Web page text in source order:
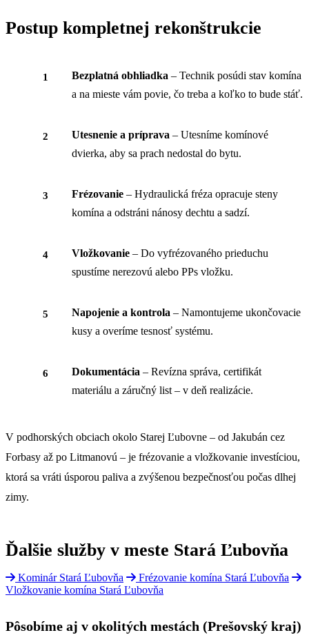
Postup kompletnej rekonštrukcie
Bezplatná obhliadka – Technik posúdi stav komína
a na mieste vám povie, čo treba a koľko to bude stáť.
Utesnenie a príprava – Utesníme komínové
dvierka, aby sa prach nedostal do bytu.
Frézovanie – Hydraulická fréza opracuje steny
komína a odstráni nánosy dechtu a sadzí.
Vložkovanie – Do vyfrézovaného prieduchu
spustíme nerezovú alebo PPs vložku.
Napojenie a kontrola – Namontujeme ukončovacie
kusy a overíme tesnosť systému.
Dokumentácia – Revízna správa, certifikát
materiálu a záručný list – v deň realizácie.
V podhorských obciach okolo Starej Ľubovne – od Jakubán cez
Forbasy až po Litmanovú – je frézovanie a vložkovanie investíciou,
ktorá sa vráti úsporou paliva a zvýšenou bezpečnosťou počas dlhej
zimy.
Ďalšie služby v meste Stará Ľubovňa
Kominár Stará Ľubovňa
Frézovanie komína Stará Ľubovňa
Vložkovanie komína Stará Ľubovňa
Pôsobíme aj v okolitých mestách (Prešovský kraj)